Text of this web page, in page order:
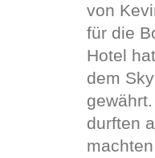
von
für die
Hotel
dem
durften